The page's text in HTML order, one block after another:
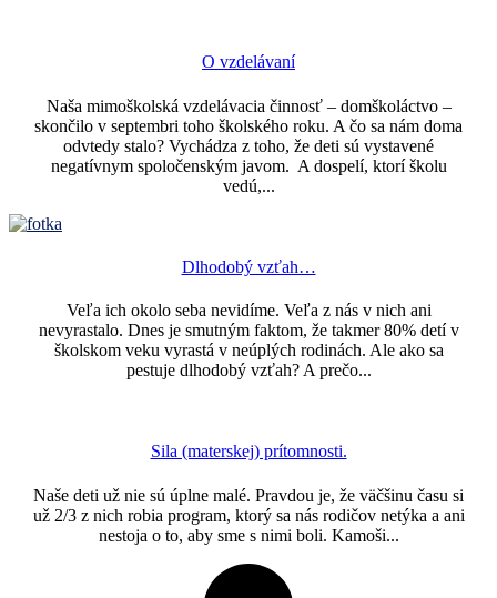
O vzdelávaní
Naša mimoškolská vzdelávacia činnosť – domškoláctvo –
skončilo v septembri toho školského roku. A čo sa nám doma
odvtedy stalo? Vychádza z toho, že deti sú vystavené
negatívnym spoločenským javom. A dospelí, ktorí školu
vedú,...
Dlhodobý vzťah…
Veľa ich okolo seba nevidíme. Veľa z nás v nich ani
nevyrastalo. Dnes je smutným faktom, že takmer 80% detí v
školskom veku vyrastá v neúplých rodinách. Ale ako sa
pestuje dlhodobý vzťah? A prečo...
Sila (materskej) prítomnosti.
Naše deti už nie sú úplne malé. Pravdou je, že väčšinu času si
už 2/3 z nich robia program, ktorý sa nás rodičov netýka a ani
nestoja o to, aby sme s nimi boli. Kamoši...